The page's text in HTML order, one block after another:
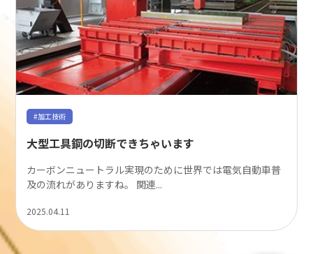
2025.04.11
#加工技術
大型工具鋼の切断できちゃいます
カーボンニュートラル実現のために世界では電気自動車普
及の流れがありますね。 関連...